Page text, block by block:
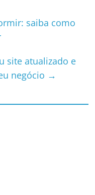
saiba como
site atualizado e
negócio →